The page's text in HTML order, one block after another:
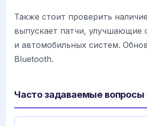
Также стоит проверить
выпускает патчи,
и автомобильных систем.
Bluetooth.
Часто задаваемые вопросы